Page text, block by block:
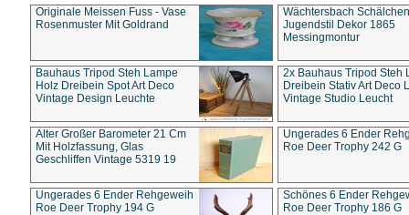
Originale Meissen Fuss - Vase
Rosenmuster Mit Goldrand
Wächtersbach Schälchen
Jugendstil Dekor 1865
Messingmontur
Bauhaus Tripod Steh Lampe
Holz Dreibein Spot Art Deco
Vintage Design Leuchte
2x Bauhaus Tripod Steh
Dreibein Stativ Art Deco
Vintage Studio Leucht
Alter Großer Barometer 21 Cm
Mit Holzfassung, Glas
Geschliffen Vintage 5319 19
Ungerades 6 Ender
Roe Deer Trophy 242 G
Ungerades 6 Ender Rehgeweih
Roe Deer Trophy 194 G
Schönes 6 Ender
Roe Deer Trophy 186 G